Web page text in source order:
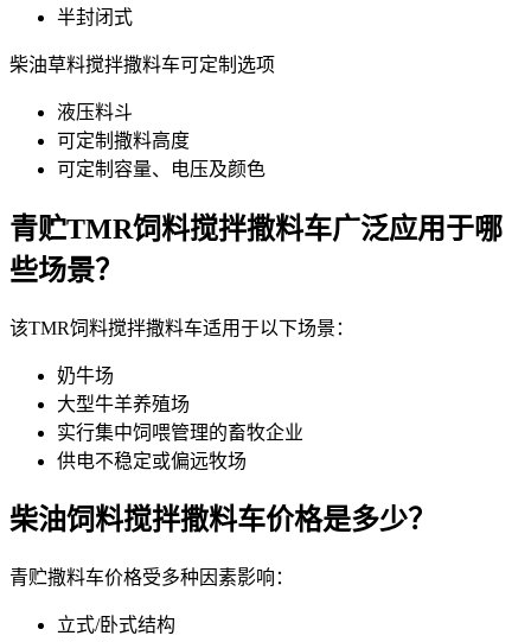
半封闭式
柴油草料搅拌撒料车可定制选项
液压料斗
可定制撒料高度
可定制容量、电压及颜色
青贮TMR饲料搅拌撒料车广泛应用于哪
些场景？
该TMR饲料搅拌撒料车适用于以下场景：
奶牛场
大型牛羊养殖场
实行集中饲喂管理的畜牧企业
供电不稳定或偏远牧场
柴油饲料搅拌撒料车价格是多少？
青贮撒料车价格受多种因素影响：
立式/卧式结构